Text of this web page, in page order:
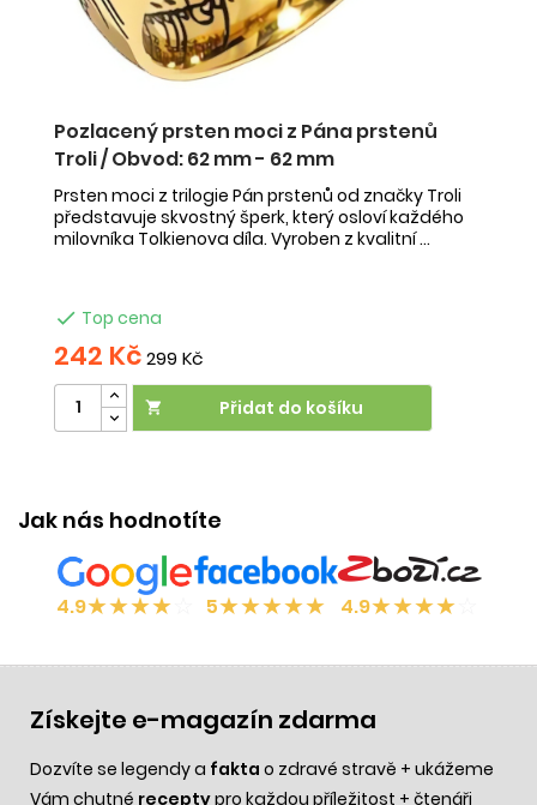
Pozlacený prsten moci z Pána prstenů
Troli / Obvod: 62 mm - 62 mm
Prsten moci z trilogie Pán prstenů od značky Troli
představuje skvostný šperk, který osloví každého
milovníka Tolkienova díla. Vyroben z kvalitní ...
 Top cena
242 Kč299 Kč
 Přidat do košíku
Jak nás hodnotíte
4.9★★★★ 5★★★★★ 4.9★★★★
Získejte e-magazín zdarma
Dozvíte se legendy a fakta o zdravé stravě + ukážeme
Vám chutné receptypro každou příležitost + čtenáři